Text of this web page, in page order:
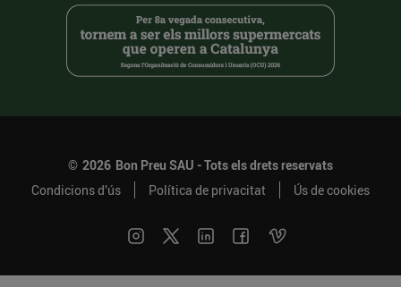
© 2026 Bon Preu SAU - Tots els drets reservats
Condicions d’ús
Política de privacitat Ús de cookies